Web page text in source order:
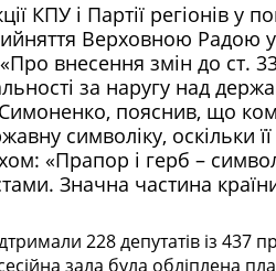
КПУ і Партії регіонів у
Верховною Радою
внесення змін до ст.
за наругу над
пояснив, що
символіку, оскільки
«Прапор і герб –
Значна частина
228 депутатів із 437
зала була об­ліп­лена